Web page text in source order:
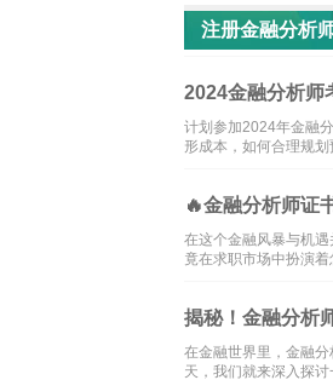
注册金融分析
2024金融分析师
计划参加2024年金融
形成本，如何合理规
🔥金融分析师证
在这个金融风暴与机
竟在求职市场中扮演
揭秘！金融分析
在金融世界里，金融
天，我们就来深入探